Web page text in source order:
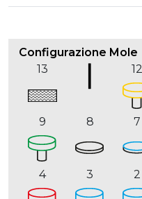
Configurazione Mole
13
12
9 8 7
4 3 2